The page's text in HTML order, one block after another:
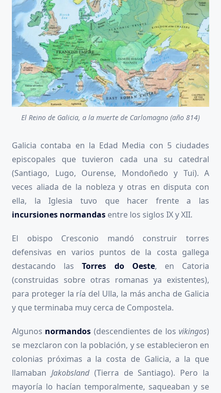
El Reino de Galicia, a la muerte de Carlomagno (año 814)
Galicia contaba en la Edad Media con 5 ciudades
episcopales que tuvieron cada una su catedral
(Santiago, Lugo, Ourense, Mondoñedo y Tui). A
veces aliada de la nobleza y otras en disputa con
ella, la Iglesia tuvo que hacer frente a las
incursiones normandas entre los siglos IX y XII.
El obispo Cresconio mandó construir torres
defensivas en varios puntos de la costa gallega
destacando lasTorres do Oeste, en Catoria
(construidas sobre otras romanas ya existentes),
para proteger la ría del Ulla, la más ancha de Galicia
y que terminaba muy cerca de Compostela.
Algunos normandos (descendientes de losvikingos)
se mezclaron con la población, y se establecieron en
colonias próximas a la costa de Galicia, a la que
llamaban Jakobsland (Tierra de Santiago). Pero la
mayoría lo hacían temporalmente, saqueaban y se